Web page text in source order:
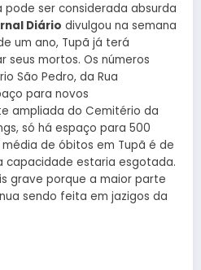
ser considerada absurda
Diário divulgou na semana
um ano, Tupã já terá
seus mortos. Os números
São Pedro, da Rua
para novos
ampliada do Cemitério da
só há espaço para 500
de óbitos em Tupã é de
capacidade estaria esgotada.
grave porque a maior parte
sendo feita em jazigos da